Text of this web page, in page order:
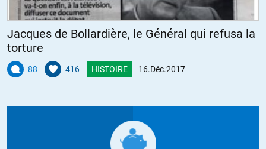
Jacques de Bollardière, le Général qui refusa la
torture
88 416 HISTOIRE 16.Déc.2017